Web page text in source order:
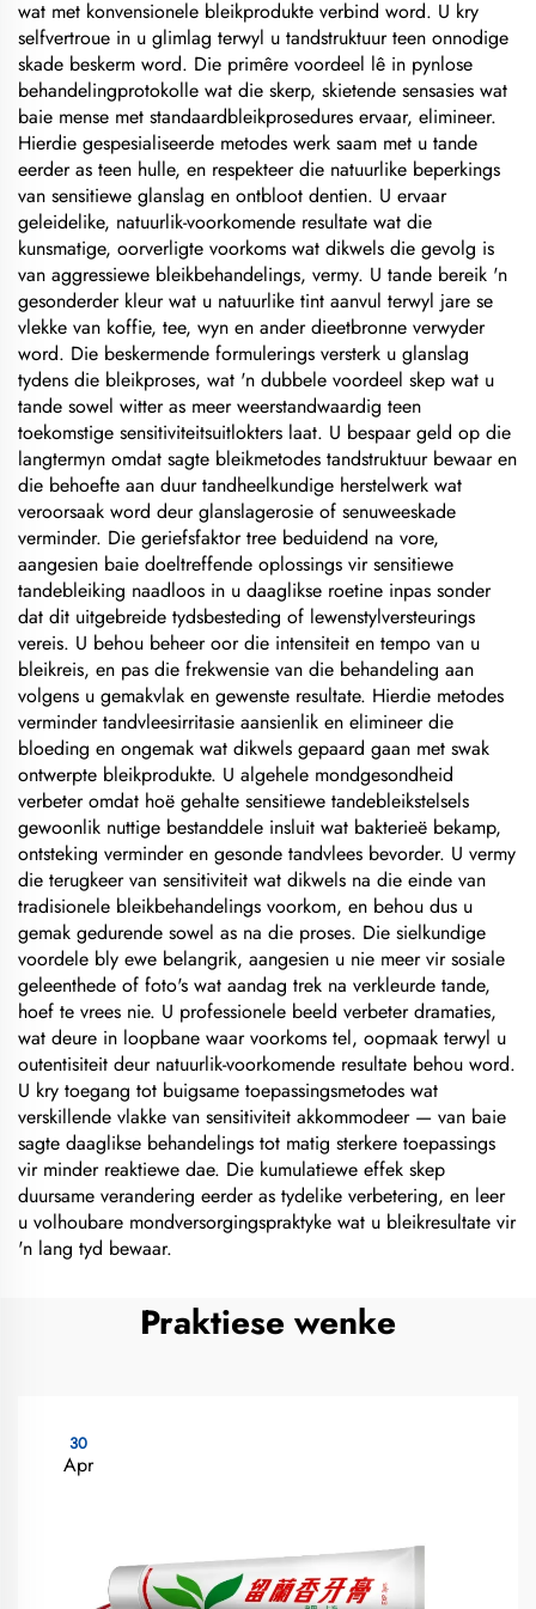
wat met konvensionele bleikprodukte verbind word. U kry
selfvertroue in u glimlag terwyl u tandstruktuur teen onnodige
skade beskerm word. Die primêre voordeel lê in pynlose
behandelingprotokolle wat die skerp, skietende sensasies wat
baie mense met standaardbleikprosedures ervaar, elimineer.
Hierdie gespesialiseerde metodes werk saam met u tande
eerder as teen hulle, en respekteer die natuurlike beperkings
van sensitiewe glanslag en ontbloot dentien. U ervaar
geleidelike, natuurlik-voorkomende resultate wat die
kunsmatige, oorverligte voorkoms wat dikwels die gevolg is
van aggressiewe bleikbehandelings, vermy. U tande bereik 'n
gesonderder kleur wat u natuurlike tint aanvul terwyl jare se
vlekke van koffie, tee, wyn en ander dieetbronne verwyder
word. Die beskermende formulerings versterk u glanslag
tydens die bleikproses, wat 'n dubbele voordeel skep wat u
tande sowel witter as meer weerstandwaardig teen
toekomstige sensitiviteitsuitlokters laat. U bespaar geld op die
langtermyn omdat sagte bleikmetodes tandstruktuur bewaar en
die behoefte aan duur tandheelkundige herstelwerk wat
veroorsaak word deur glanslagerosie of senuweeskade
verminder. Die geriefsfaktor tree beduidend na vore,
aangesien baie doeltreffende oplossings vir sensitiewe
tandebleiking naadloos in u daaglikse roetine inpas sonder
dat dit uitgebreide tydsbesteding of lewenstylversteurings
vereis. U behou beheer oor die intensiteit en tempo van u
bleikreis, en pas die frekwensie van die behandeling aan
volgens u gemakvlak en gewenste resultate. Hierdie metodes
verminder tandvleesirritasie aansienlik en elimineer die
bloeding en ongemak wat dikwels gepaard gaan met swak
ontwerpte bleikprodukte. U algehele mondgesondheid
verbeter omdat hoë gehalte sensitiewe tandebleikstelsels
gewoonlik nuttige bestanddele insluit wat bakterieë bekamp,
ontsteking verminder en gesonde tandvlees bevorder. U vermy
die terugkeer van sensitiviteit wat dikwels na die einde van
tradisionele bleikbehandelings voorkom, en behou dus u
gemak gedurende sowel as na die proses. Die sielkundige
voordele bly ewe belangrik, aangesien u nie meer vir sosiale
geleenthede of foto's wat aandag trek na verkleurde tande,
hoef te vrees nie. U professionele beeld verbeter dramaties,
wat deure in loopbane waar voorkoms tel, oopmaak terwyl u
outentisiteit deur natuurlik-voorkomende resultate behou word.
U kry toegang tot buigsame toepassingsmetodes wat
verskillende vlakke van sensitiviteit akkommodeer — van baie
sagte daaglikse behandelings tot matig sterkere toepassings
vir minder reaktiewe dae. Die kumulatiewe effek skep
duursame verandering eerder as tydelike verbetering, en leer
u volhoubare mondversorgingspraktyke wat u bleikresultate vir
'n lang tyd bewaar.
Praktiese wenke
30
Apr